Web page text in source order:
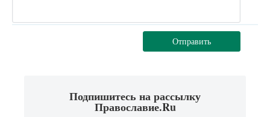
Отправить
Подпишитесь на рассылку
Православие.Ru